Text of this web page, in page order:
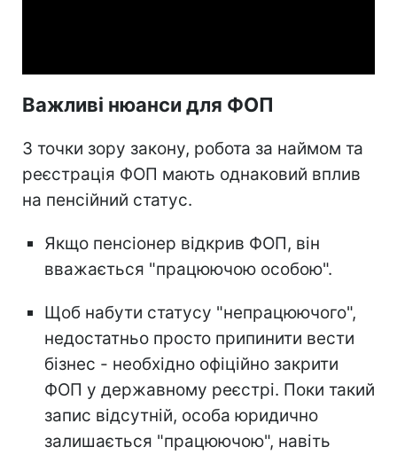
Важливі нюанси для ФОП
З точки зору закону, робота за наймом та
реєстрація ФОП мають однаковий вплив
на пенсійний статус.
Якщо пенсіонер відкрив ФОП, він
вважається "працюючою особою".
Щоб набути статусу "непрацюючого",
недостатньо просто припинити вести
бізнес - необхідно офіційно закрити
ФОП у державному реєстрі. Поки такий
запис відсутній, особа юридично
залишається "працюючою", навіть